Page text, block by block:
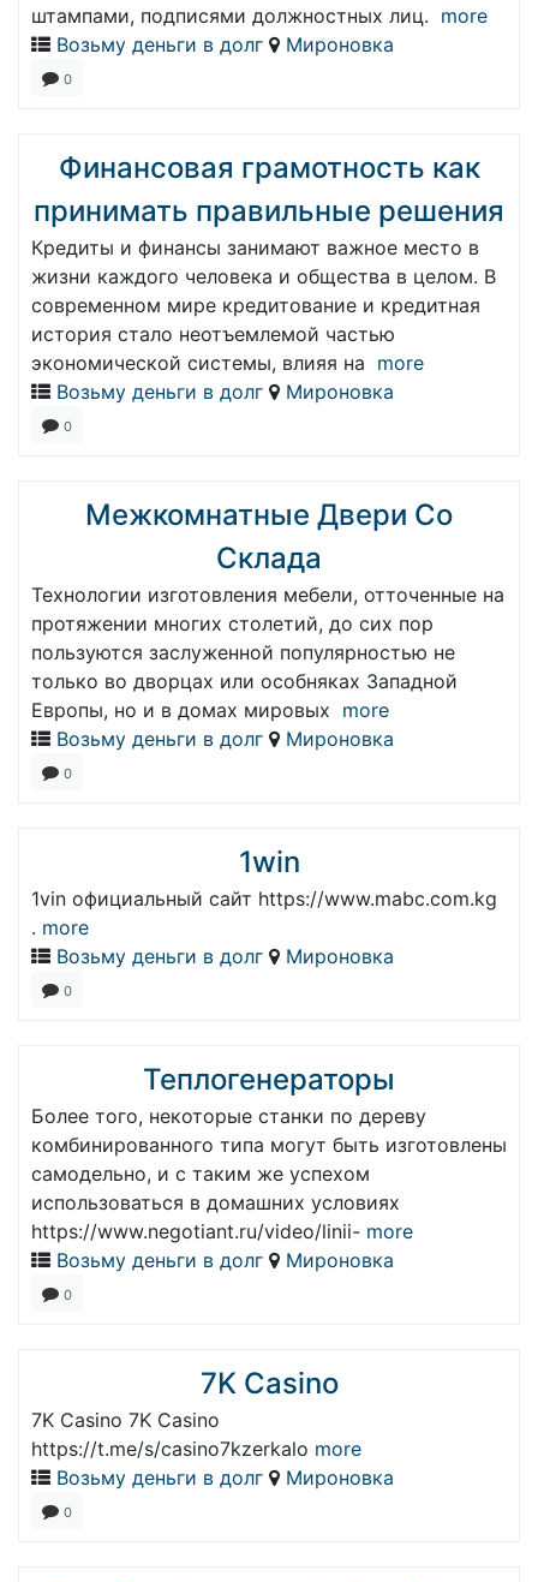
штампами, подписями должностных лиц. more
Возьму деньги в долг
Мироновка
0
Финансовая грамотность как
принимать правильные решения
Кредиты и финансы занимают важное место в
жизни каждого человека и общества в целом. В
современном мире кредитование и кредитная
история стало неотъемлемой частью
экономической системы, влияя на more
Возьму деньги в долг
Мироновка
0
Межкомнатные Двери Со
Склада
Технологии изготовления мебели, отточенные на
протяжении многих столетий, до сих пор
пользуются заслуженной популярностью не
только во дворцах или особняках Западной
Европы, но и в домах мировых more
Возьму деньги в долг
Мироновка
0
1win
1vin официальный сайт https://www.mabc.com.kg
. more
Возьму деньги в долг
Мироновка
0
Теплогенераторы
Более того, некоторые станки по дереву
комбинированного типа могут быть изготовлены
самодельно, и с таким же успехом
использоваться в домашних условиях
https://www.negotiant.ru/video/linii- more
Возьму деньги в долг
Мироновка
0
7K Casino
7K Casino 7K Casino
https://t.me/s/casino7kzerkalo more
Возьму деньги в долг
Мироновка
0